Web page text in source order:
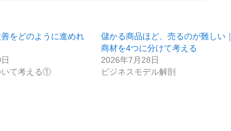
をどのように進めれ
いて考える①
儲かる商品ほど、売るのが難しい｜
商材を4つに分けて考える
2026年7月28日
ビジネスモデル解剖